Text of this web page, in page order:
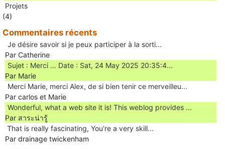
Projets
(4)
Commentaires récents
Je désire savoir si je peux participer à la sorti...
Par Catherine
Sujet : Merci … Date : Sat, 24 May 2025 20:35:4...
Par Marie
Merci Marie, merci Alex, de si bien tenir ce merveilleu...
Par carlos et Marie
Wonderful, what a web site it is! This weblog provides ...
Par สาระน่ารู้
Ꭲhat is really fascinating, You'rе a very skill...
Par drainage twickenham